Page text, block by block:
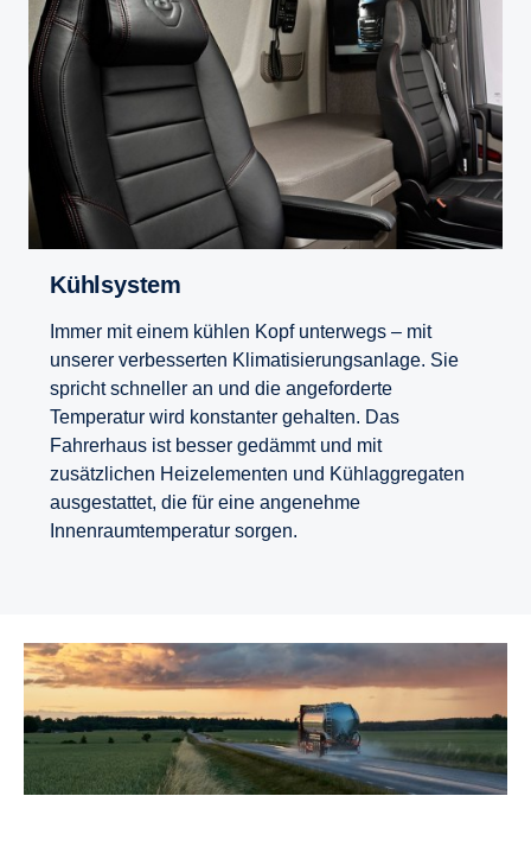
Kühlsystem
Immer mit einem kühlen Kopf unterwegs – mit
unserer verbesserten Klimatisierungsanlage. Sie
spricht schneller an und die angeforderte
Temperatur wird konstanter gehalten. Das
Fahrerhaus ist besser gedämmt und mit
zusätzlichen Heizelementen und Kühlaggregaten
ausgestattet, die für eine angenehme
Innenraumtemperatur sorgen.